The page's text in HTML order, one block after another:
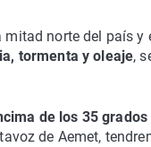
mitad norte del país y
tormenta y oleaje,
de los 35 grados
de Aemet,